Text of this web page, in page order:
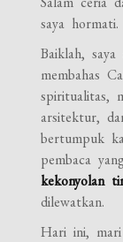
saya hormati.
Baiklah,
membahas
spiritualitas,
arsitektur,
bertumpuk
pembaca
kekonyolan
dilewatkan.
Hari ini, mari